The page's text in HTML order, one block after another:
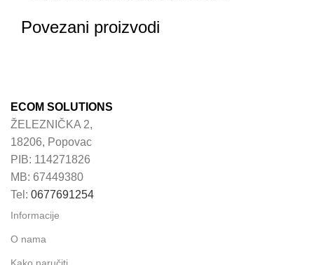
Povezani proizvodi
ECOM SOLUTIONS
ŽELEZNIČKA 2,
18206, Popovac
PIB: 114271826
MB: 67449380
Tel: 0677691254
Informacije
O nama